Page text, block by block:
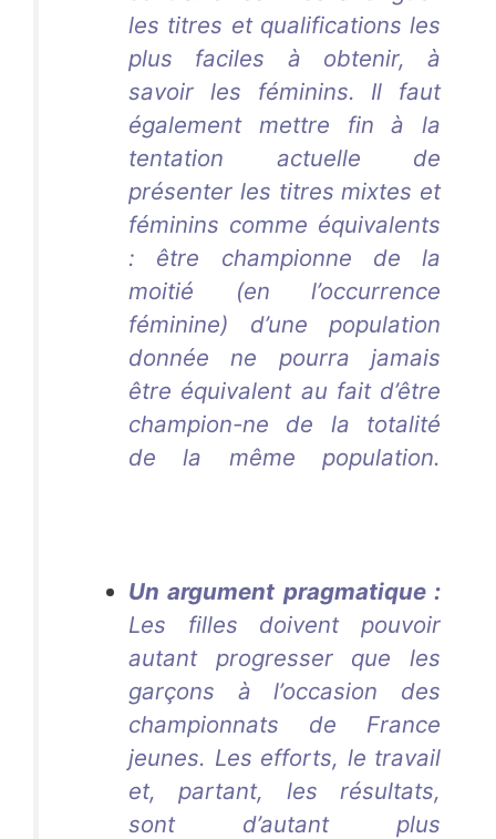
les titres et qualifications les
plus faciles à obtenir, à
savoir les féminins. Il faut
également mettre fin à la
tentation actuelle de
présenter les titres mixtes et
féminins comme équivalents
: être championne de la
moitié (en l’occurrence
féminine) d’une population
donnée ne pourra jamais
être équivalent au fait d’être
champion-ne de la totalité
de la même population.
Un argument pragmatique :
Les filles doivent pouvoir
autant progresser que les
garçons à l’occasion des
championnats de France
jeunes. Les efforts, le travail
et, partant, les résultats,
sont d’autant plus